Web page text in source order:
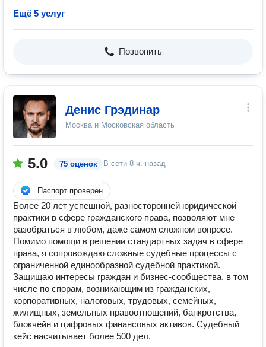
Ещё 5 услуг
Позвонить
Денис Грэдинар
Москва и Московская область
5.0 75 оценок В сети 8 ч. назад
Паспорт проверен
Более 20 лет успешной, разносторонней юридической
практики в сфере гражданского права, позволяют мне
разобраться в любом, даже самом сложном вопросе.
Помимо помощи в решении стандартных задач в сфере
права, я сопровождаю сложные судебные процессы с
ограниченной единообразной судебной практикой.
Защищаю интересы граждан и бизнес-сообщества, в том
числе по спорам, возникающим из гражданских,
корпоративных, налоговых, трудовых, семейных,
жилищных, земельных правоотношений, банкротства,
блокчейн и цифровых финансовых активов. Судебный
кейс насчитывает более 500 дел.